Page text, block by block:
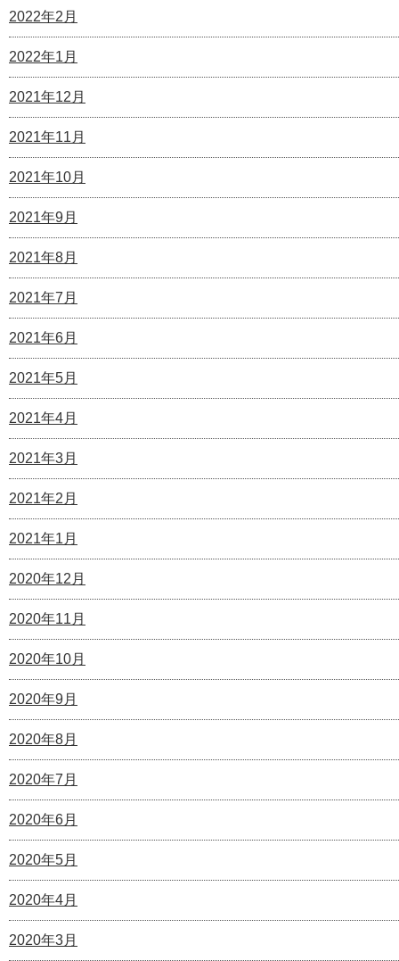
2022年2月
2022年1月
2021年12月
2021年11月
2021年10月
2021年9月
2021年8月
2021年7月
2021年6月
2021年5月
2021年4月
2021年3月
2021年2月
2021年1月
2020年12月
2020年11月
2020年10月
2020年9月
2020年8月
2020年7月
2020年6月
2020年5月
2020年4月
2020年3月